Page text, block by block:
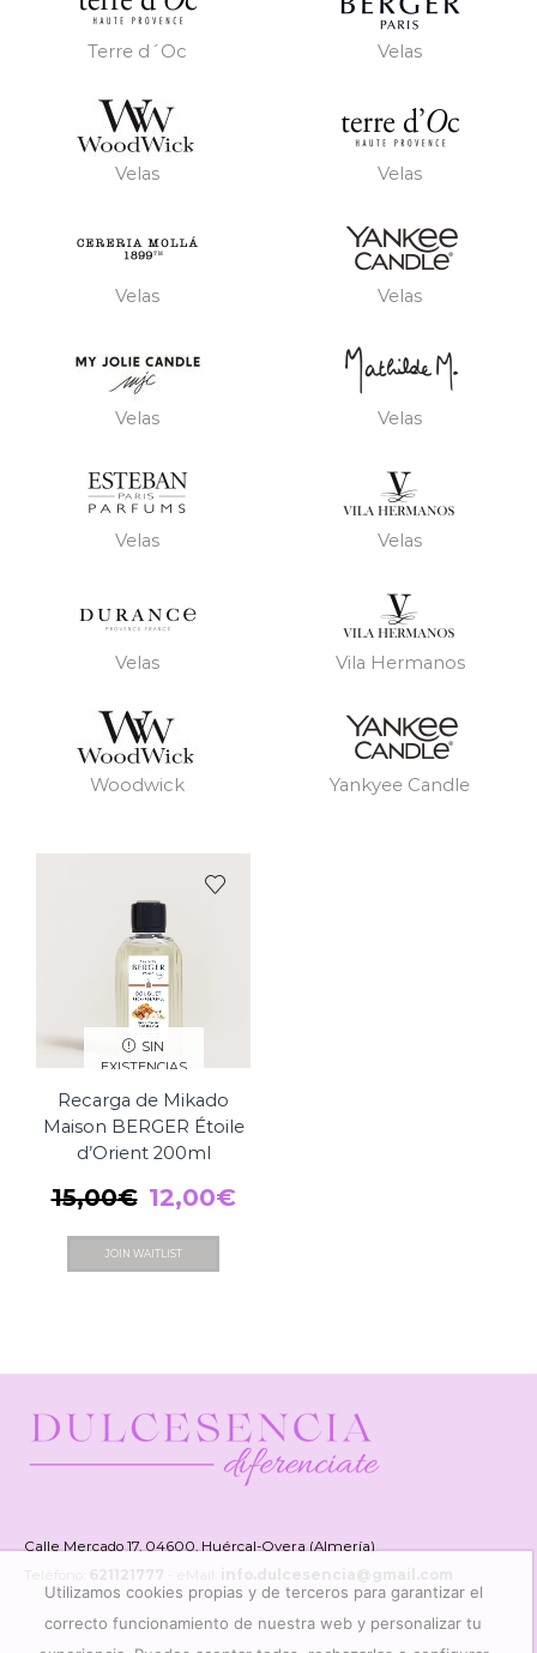
Terre d´Oc Velas
Velas Velas
Velas Velas
Velas Velas
Velas Velas
Velas Vila Hermanos
Woodwick Yankyee Candle
SIN
EXISTENCIAS
Recarga de Mikado
Maison BERGER Étoile
d’Orient 200ml
15,00€ El
precio
original
12,00€El
JOIN WAITLIST
Calle Mercado 17, 04600, Huércal-Overa (Almería)
Teléfono: 621121777 info.dulcesencia@gmail.com
Utilizamos cookies propias y de terceros para garantizar el
correcto funcionamiento de nuestra web y personalizar tu